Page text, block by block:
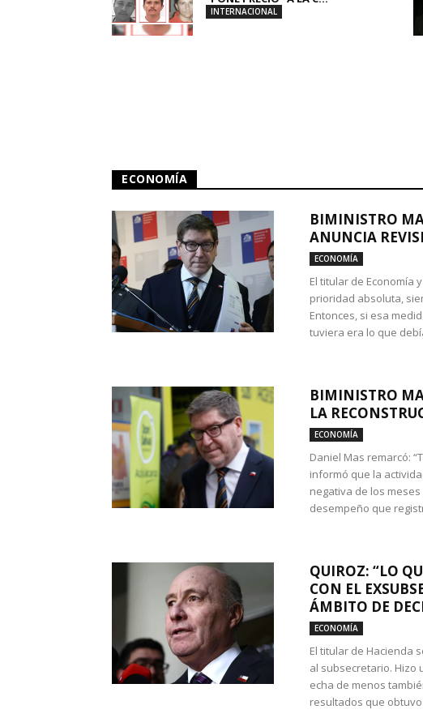
INTERNACIONAL
ECONOMÍA
BIMINISTRO
ANUNCIA
ECONOMÍA
El titular de Economía
prioridad absoluta,
Entonces, si esa
tuviera era lo que
BIMINISTRO
LA
ECONOMÍA
Daniel Mas remarcó:
informó que la
negativa de los
desempeño que
QUIROZ: “LO
CON EL
ÁMBITO DE
ECONOMÍA
El titular de Hacienda
al subsecretario. Hizo
echa de menos
resultados que